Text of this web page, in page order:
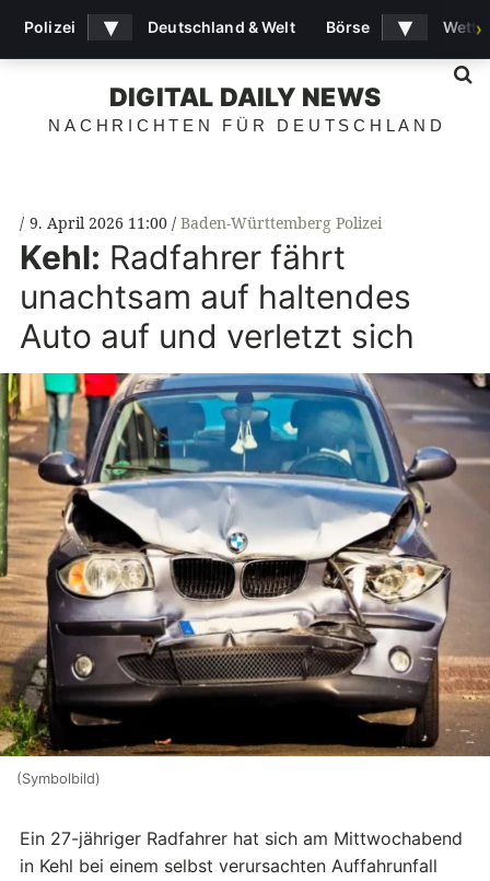
DIGITAL DAILY NEWS
NACHRICHTEN FÜR DEUTSCHLAND
9. April 2026 11:00 Baden-Württemberg Polizei
Kehl: Radfahrer fährt
unachtsam auf haltendes
Auto auf und verletzt sich
(Symbolbild)
Ein 27-jähriger Radfahrer hat sich am Mittwochabend
in Kehl bei einem selbst verursachten Auffahrunfall
Polizei ▾ Deutschland & Welt Börse ▾ ›